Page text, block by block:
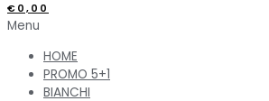
€ 0,00
Menu
HOME
PROMO 5+1
BIANCHI